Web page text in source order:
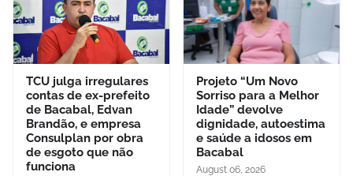
TCU julga irregulares
contas de ex-prefeito
de Bacabal, Edvan
Brandão, e empresa
Consulplan por obra
de esgoto que não
funciona
Projeto “Um Novo
Sorriso para a Melhor
Idade” devolve
dignidade, autoestima
e saúde a idosos em
Bacabal
August 06, 2026